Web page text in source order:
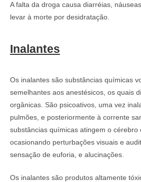
A falta da droga causa diarréias,
levar à morte por desidratação.
Inalantes
Os inalantes são substâncias químicas
semelhantes aos anestésicos, os quais
orgânicas. São psicoativos, uma vez
pulmões, e posteriormente à corrente
substâncias químicas atingem o cérebro
ocasionando perturbações visuais e
sensação de euforia, e alucinações.
Os inalantes são produtos altamente